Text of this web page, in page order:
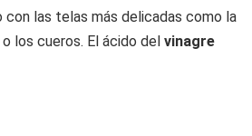
con las telas más delicadas como la
o los cueros. El ácido del vinagre